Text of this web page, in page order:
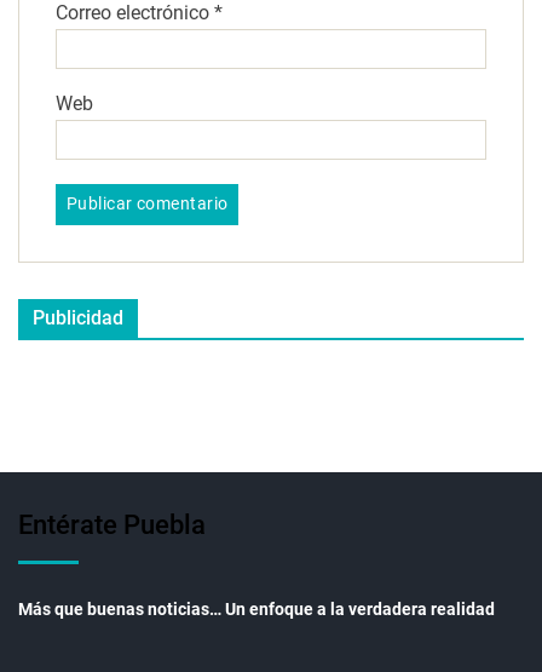
Correo electrónico *
Web
Publicidad
Entérate Puebla
Más que buenas noticias… Un enfoque a la verdadera realidad